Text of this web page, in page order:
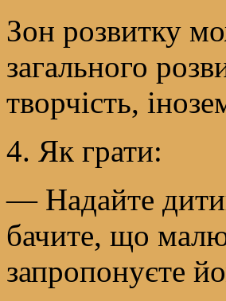
Зон розвитку
загального
творчість,
4. Як грати:
— Надайте
бачите, що
запропонуєте